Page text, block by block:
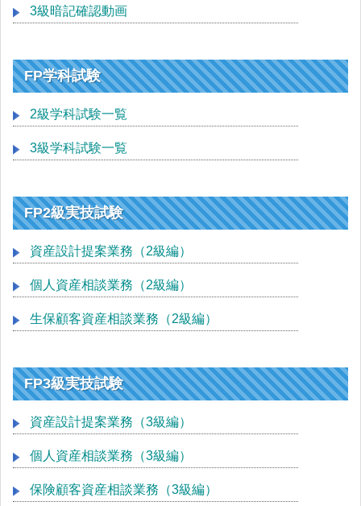
3級暗記確認動画
FP学科試験
2級学科試験一覧
3級学科試験一覧
FP2級実技試験
資産設計提案業務（2級編）
個人資産相談業務（2級編）
生保顧客資産相談業務（2級編）
FP3級実技試験
資産設計提案業務（3級編）
個人資産相談業務（3級編）
保険顧客資産相談業務（3級編）